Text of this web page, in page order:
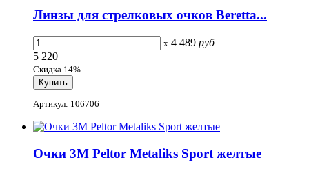
Линзы для стрелковых очков Beretta...
x 4 489 руб
5 220
Скидка 14%
Артикул: 106706
Очки 3M Peltor Metaliks Sport желтые